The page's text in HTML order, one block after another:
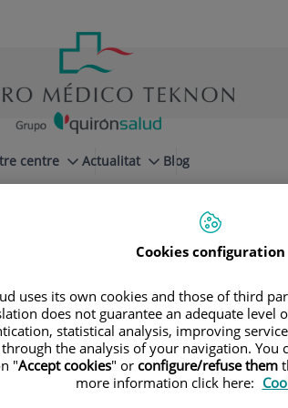
centre Actualitat Blog
Cookies configuration
uses its own cookies and those of third
does not guarantee an adequate level
statistical analysis, improving
the analysis of your navigation. You
"Accept cookies" or configure/refuse them
more information click here: